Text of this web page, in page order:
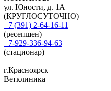
ул. Юности, д. 1А
(КРУГЛОСУТОЧНО)
+7 (391) 2-64-16-11
(ресепшен)
+7-929-336-94-63
(стационар)
г.Красноярск
Ветклиника